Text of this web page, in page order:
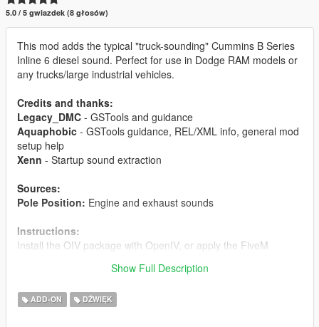
5.0 / 5 gwiazdek (8 głosów)
This mod adds the typical "truck-sounding" Cummins B Series
Inline 6 diesel sound. Perfect for use in Dodge RAM models or
any trucks/large industrial vehicles.
Credits and thanks:
Legacy_DMC - GSTools and guidance
Aquaphobic - GSTools guidance, REL/XML info, general mod
setup help
Xenn - Startup sound extraction
Sources:
Pole Position: Engine and exhaust sounds
Instructions:
Install the OIV package with OpenIV, or apply the FiveM
tacumminsbon any vehicle.
Show Full Description
ADD-ON DŹWIĘK